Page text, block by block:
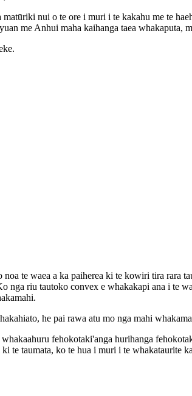
nui o te ore i muri i te kakahu me te
me Anhui maha kaihanga taea whakaputa,
te waea a ka paiherea ki te kowiri tira rara
nga riu tautoko convex e whakakapi ana i te
he pai rawa atu mo nga mahi
fehokotaki'anga hurihanga
te taumata, ko te hua i muri i te whakataurite